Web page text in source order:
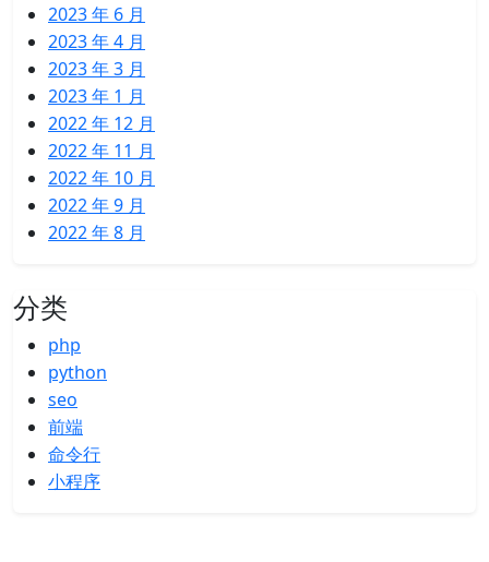
2023 年 6 月
2023 年 4 月
2023 年 3 月
2023 年 1 月
2022 年 12 月
2022 年 11 月
2022 年 10 月
2022 年 9 月
2022 年 8 月
分类
php
python
seo
前端
命令行
小程序